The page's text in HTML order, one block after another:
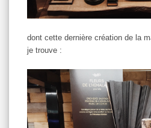
dont cette dernière création de la
je trouve :